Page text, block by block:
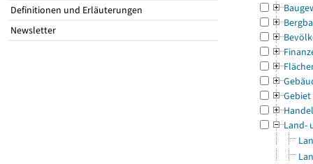
Definitionen und Erläuterungen
Newsletter
Gebiet
Land-